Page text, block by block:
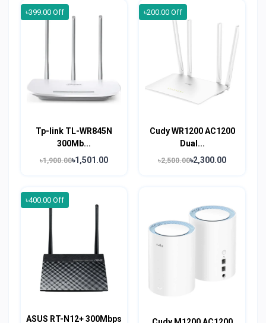
৳399.00 Off
Tp-link TL-WR845N
300Mb...
৳1,900.00৳1,501.00
৳200.00 Off
Cudy WR1200 AC1200
Dual...
৳2,500.00৳2,300.00
৳400.00 Off
ASUS RT-N12+ 300Mbps